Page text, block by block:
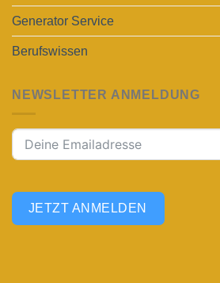
Generator Service
Berufswissen
NEWSLETTER ANMELDUNG
JETZT ANMELDEN